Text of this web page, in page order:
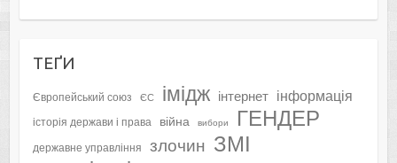
ТЕҐИ
Європейський союз ЄС імідж інтернет інформація
історія держави і права війна вибори ГЕНДЕР
державне управління злочин ЗМІ